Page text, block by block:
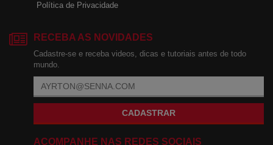
Política de Privacidade
RECEBA AS NOVIDADES
Cadastre-se e receba videos, dicas e tutoriais antes de todo
mundo.
CADASTRAR
ACOMPANHE NAS REDES SOCIAIS